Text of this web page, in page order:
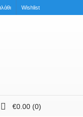
Wishlist
€0.00 (0)